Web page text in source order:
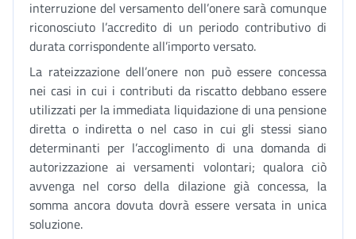
interruzione del versamento dell’onere sarà comunque
riconosciuto l’accredito di un periodo contributivo di
durata corrispondente all’importo versato.
La rateizzazione dell’onere non può essere concessa
nei casi in cui i contributi da riscatto debbano essere
utilizzati per la immediata liquidazione di una pensione
diretta o indiretta o nel caso in cui gli stessi siano
determinanti per l’accoglimento di una domanda di
autorizzazione ai versamenti volontari; qualora ciò
avvenga nel corso della dilazione già concessa, la
somma ancora dovuta dovrà essere versata in unica
soluzione.